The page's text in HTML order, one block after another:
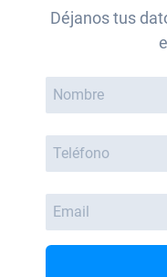
Déjanos tus